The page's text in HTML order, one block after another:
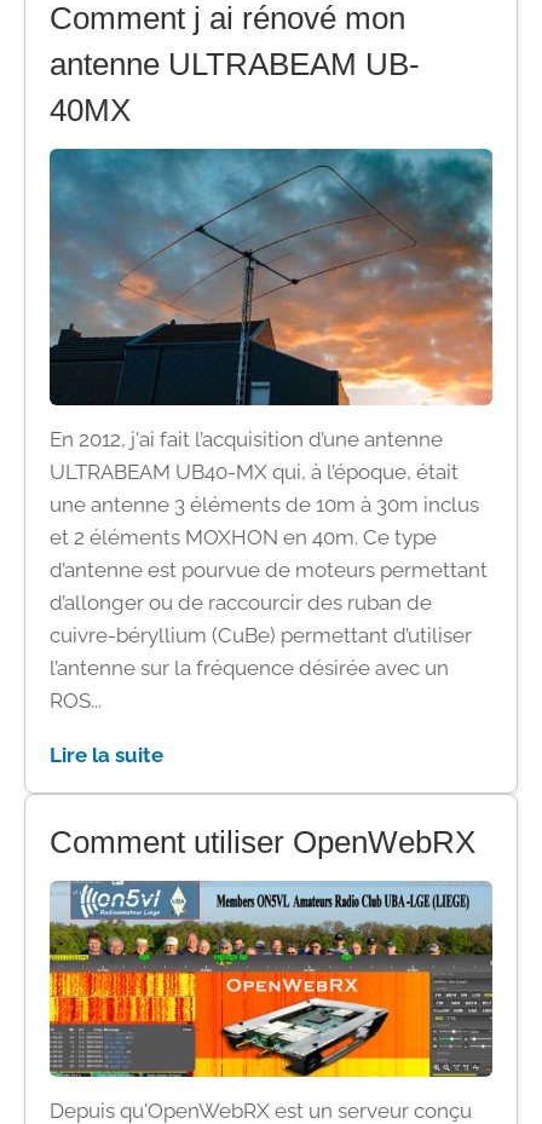
Comment j ai rénové mon
antenne ULTRABEAM UB-
40MX
En 2012, j'ai fait l’acquisition d’une antenne
ULTRABEAM UB40-MX qui, à l’époque, était
une antenne 3 éléments de 10m à 30m inclus
et 2 éléments MOXHON en 40m. Ce type
d’antenne est pourvue de moteurs permettant
d’allonger ou de raccourcir des ruban de
cuivre-béryllium (CuBe) permettant d’utiliser
l’antenne sur la fréquence désirée avec un
ROS...
Lire la suite
Comment utiliser OpenWebRX
Depuis qu'OpenWebRX est un serveur conçu